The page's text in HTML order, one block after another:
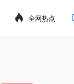
全网热点